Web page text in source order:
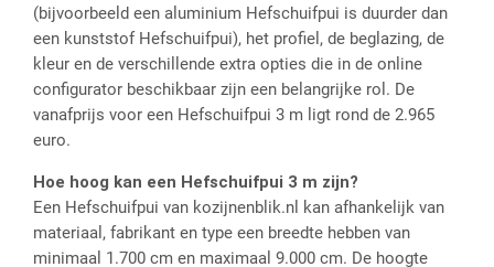
(bijvoorbeeld een aluminium Hefschuifpui is duurder dan
een kunststof Hefschuifpui), het profiel, de beglazing, de
kleur en de verschillende extra opties die in de online
configurator beschikbaar zijn een belangrijke rol. De
vanafprijs voor een Hefschuifpui 3 m ligt rond de 2.965
euro.
Hoe hoog kan een Hefschuifpui 3 m zijn?
Een Hefschuifpui van kozijnenblik.nl kan afhankelijk van
materiaal, fabrikant en type een breedte hebben van
minimaal 1.700 cm en maximaal 9.000 cm. De hoogte